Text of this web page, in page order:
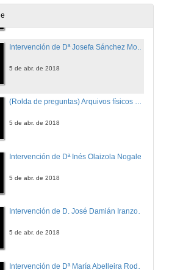
5 de abr. de 2018
(Rolda de preguntas) Arquivos físicos e electrónicos: xestión e seguridade
5 de abr. de 2018
Intervención de Dª Inés Olaizola Nogales
5 de abr. de 2018
Intervención de D. José Damián Iranzo Cerezo
5 de abr. de 2018